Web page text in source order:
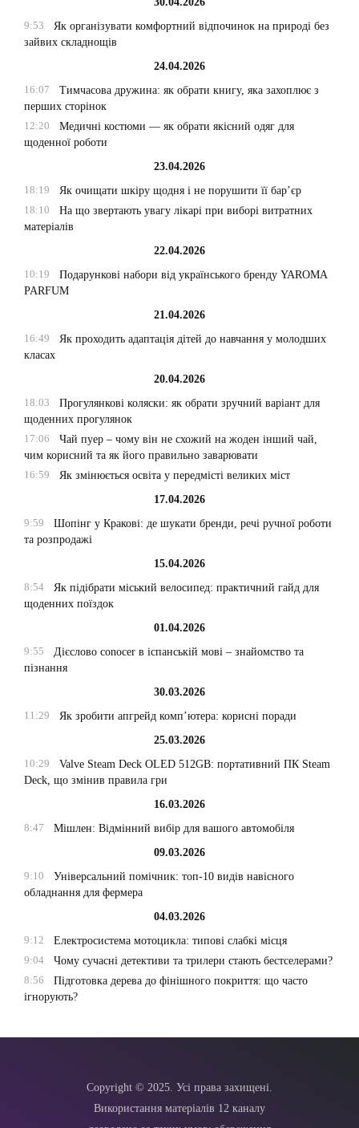
9:53
Як організувати комфортний відпочинок на природі без
зайвих складнощів
24.04.2026
16:07
Тимчасова дружина: як обрати книгу, яка захоплює з
перших сторінок
12:20
Медичні костюми — як обрати якісний одяг для
щоденної роботи
23.04.2026
18:19
Як очищати шкіру щодня і не порушити її бар’єр
18:10
На що звертають увагу лікарі при виборі витратних
матеріалів
22.04.2026
10:19
Подарункові набори від українського бренду YAROMA
PARFUM
21.04.2026
16:49
Як проходить адаптація дітей до навчання у молодших
класах
20.04.2026
18:03
Прогулянкові коляски: як обрати зручний варіант для
щоденних прогулянок
17:06
Чай пуер – чому він не схожий на жоден інший чай,
чим корисний та як його правильно заварювати
16:59
Як змінюється освіта у передмісті великих міст
17.04.2026
9:59
Шопінг у Кракові: де шукати бренди, речі ручної роботи
та розпродажі
15.04.2026
8:54
Як підібрати міський велосипед: практичний гайд для
щоденних поїздок
01.04.2026
9:55
Дієслово conocer в іспанській мові – знайомство та
пізнання
30.03.2026
11:29
Як зробити апгрейд комп’ютера: корисні поради
25.03.2026
10:29
Valve Steam Deck OLED 512GB: портативний ПК Steam
Deck, що змінив правила гри
16.03.2026
8:47
Мішлен: Відмінний вибір для вашого автомобіля
09.03.2026
9:10
Універсальний помічник: топ-10 видів навісного
обладнання для фермера
04.03.2026
9:12
Електросистема мотоцикла: типові слабкі місця
9:04
Чому сучасні детективи та трилери стають бестселерами?
8:56
Підготовка дерева до фінішного покриття: що часто
ігнорують?
Copyright © 2025. Усі права захищені.
Використання матеріалів 12 каналу